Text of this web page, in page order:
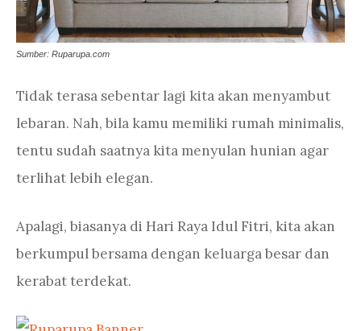
Sumber: Ruparupa.com
Tidak terasa sebentar lagi kita akan menyambut
lebaran. Nah, bila kamu memiliki rumah minimalis,
tentu sudah saatnya kita menyulan hunian agar
terlihat lebih elegan.
Apalagi, biasanya di Hari Raya Idul Fitri, kita akan
berkumpul bersama dengan keluarga besar dan
kerabat terdekat.